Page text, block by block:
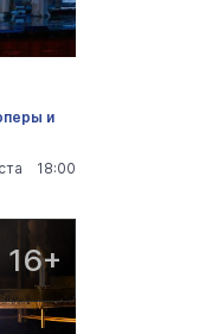
и
18:00
16+